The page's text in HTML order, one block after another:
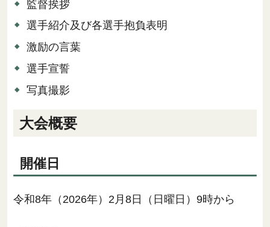
監督挨拶
選手紹介及び各選手抱負表明
激励の言葉
選手宣誓
写真撮影
大会概要
開催日
令和8年（2026年）2月8日（日曜日）9時から